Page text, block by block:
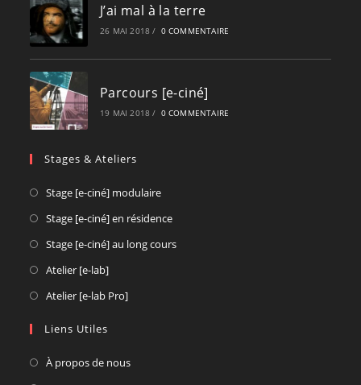
J’ai mal à la terre
26 MAI 2018 / 0 COMMENTAIRE
Parcours [e-ciné]
19 MAI 2018 / 0 COMMENTAIRE
Stages & Ateliers
Stage [e-ciné] modulaireOpens
new
Stage [e-ciné] en résidenceOpens
Stage [e-ciné] au long coursOpens
Atelier [e-lab]Opens
Atelier [e-lab Pro]Opens
Liens Utiles
À propos de nous